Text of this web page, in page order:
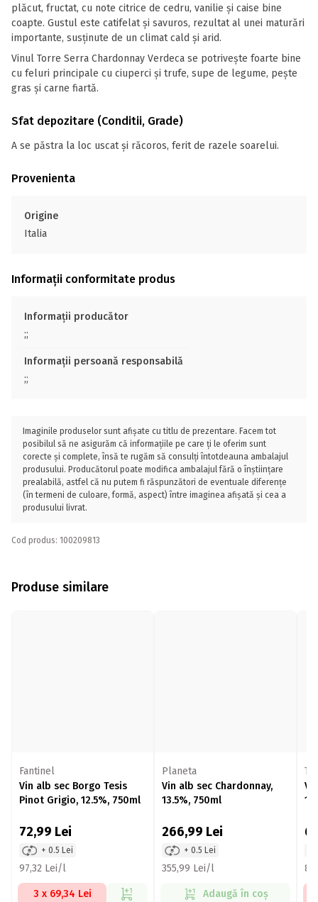
plăcut, fructat, cu note citrice de cedru, vanilie și caise bine
coapte. Gustul este catifelat și savuros, rezultat al unei maturări
importante, susținute de un climat cald și arid.
Vinul Torre Serra Chardonnay Verdeca se potrivește foarte bine
cu feluri principale cu ciuperci și trufe, supe de legume, pește
gras și carne fiartă.
Sfat depozitare (Conditii, Grade)
A se păstra la loc uscat și răcoros, ferit de razele soarelui.
Provenienta
Origine
Italia
Informații conformitate produs
Informații producător
;;
Informații persoană responsabilă
;;
Imaginile produselor sunt afișate cu titlu de prezentare. Facem tot
posibilul să ne asigurăm că informațiile pe care ți le oferim sunt
corecte și complete, însă te rugăm să consulți întotdeauna ambalajul
produsului. Producătorul poate modifica ambalajul fără o înștiințare
prealabilă, astfel că nu putem fi răspunzători de eventuale diferențe
(în termeni de culoare, formă, aspect) între imaginea afișată și cea a
produsului livrat.
Cod produs: 100209813
Produse similare
Fantinel
Vin alb sec Borgo Tesis
Pinot Grigio, 12.5%, 750ml
72,99 Lei
+ 0.5 Lei
97,32 Lei/l
3 x 69,34 Lei
Planeta
Vin alb sec Chardonnay,
13.5%, 750ml
266,99 Lei
+ 0.5 Lei
355,99 Lei/l
Adaugă în coș